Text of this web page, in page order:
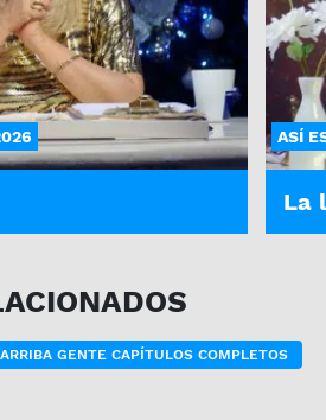
ASÍ
La
ARRIBA GENTE CAPÍTULOS COMPLETOS